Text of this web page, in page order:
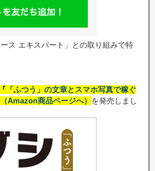
ス エキスパート」との取り組みで特
『「ふつう」の文章とスマホ写真で稼ぐ
Amazon商品ページへ） を発売しまし